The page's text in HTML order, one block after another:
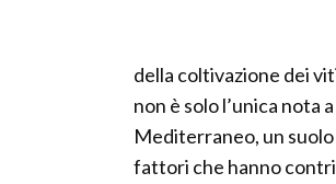
della coltivazione dei
non è solo l’unica nota
Mediterraneo, un
fattori che hanno